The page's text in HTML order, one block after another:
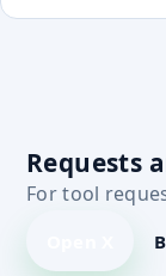
Requests
For tool